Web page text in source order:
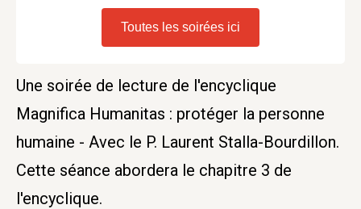
Toutes les soirées ici
Une soirée de lecture de l'encyclique
Magnifica Humanitas : protéger la personne
humaine - Avec le P. Laurent Stalla-Bourdillon.
Cette séance abordera le chapitre 3 de
l'encyclique.